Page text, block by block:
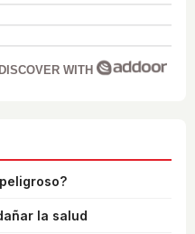
DISCOVER WITH
la salud